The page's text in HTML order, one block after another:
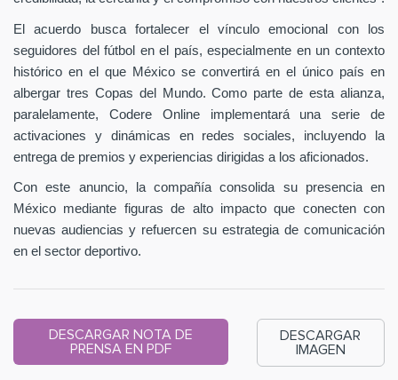
El acuerdo busca fortalecer el vínculo emocional con los
seguidores del fútbol en el país, especialmente en un contexto
histórico en el que México se convertirá en el único país en
albergar tres Copas del Mundo. Como parte de esta alianza,
paralelamente, Codere Online implementará una serie de
activaciones y dinámicas en redes sociales, incluyendo la
entrega de premios y experiencias dirigidas a los aficionados.
Con este anuncio, la compañía consolida su presencia en
México mediante figuras de alto impacto que conecten con
nuevas audiencias y refuercen su estrategia de comunicación
en el sector deportivo.
DESCARGAR NOTA DE
PRENSA EN PDF
DESCARGAR
IMAGEN